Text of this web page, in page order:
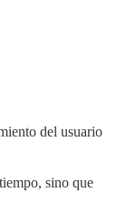
del usuario
sino que